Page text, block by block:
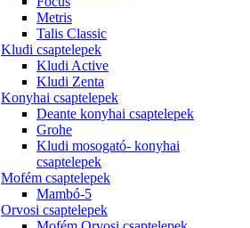
Metris
Talis Classic
Kludi csaptelepek
Kludi Active
Kludi Zenta
Konyhai csaptelepek
Deante konyhai csaptelepek
Grohe
Kludi mosogató- konyhai
csaptelepek
Mofém csaptelepek
Mambó-5
Orvosi csaptelepek